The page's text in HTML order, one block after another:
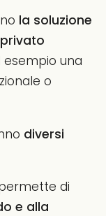
la soluzione
esempio una
o
diversi
di
e alla